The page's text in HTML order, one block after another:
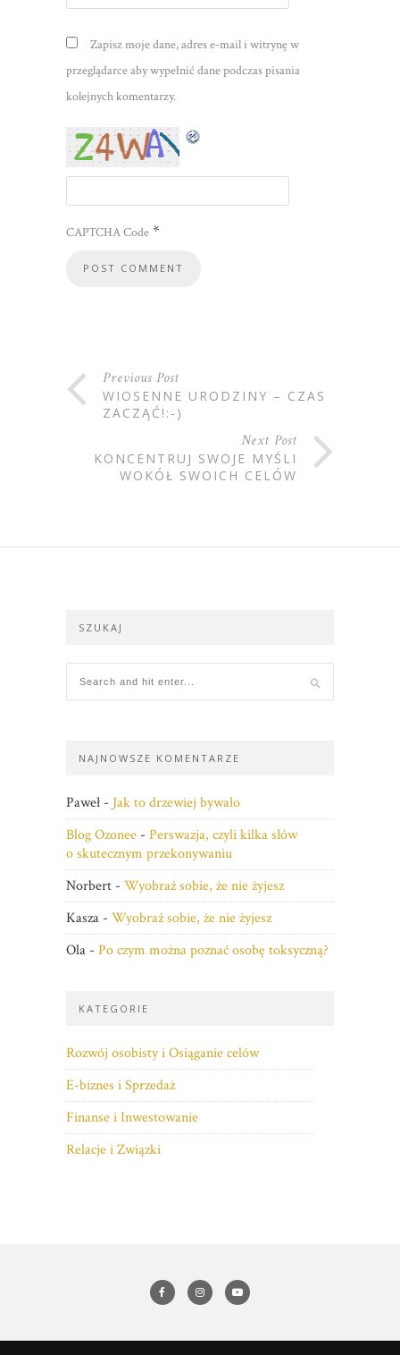
Zapisz moje dane, adres e-mail i witrynę w
przeglądarce aby wypełnić dane podczas pisania
kolejnych komentarzy.
CAPTCHA Code *
Previous Post
WIOSENNE URODZINY – CZAS
ZACZĄĆ!:-)
Next Post
KONCENTRUJ SWOJE MYŚLI
WOKÓŁ SWOICH CELÓW
SZUKAJ
NAJNOWSZE KOMENTARZE
Paweł - Jak to drzewiej bywało
Blog Ozonee - Perswazja, czyli kilka słów
o skutecznym przekonywaniu
Norbert - Wyobraź sobie, że nie żyjesz
Kasza - Wyobraź sobie, że nie żyjesz
Ola - Po czym można poznać osobę toksyczną?
KATEGORIE
Rozwój osobisty i Osiąganie celów
E-biznes i Sprzedaż
Finanse i Inwestowanie
Relacje i Związki